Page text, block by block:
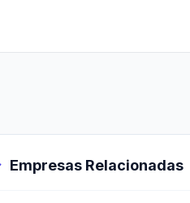
Empresas Relacionadas